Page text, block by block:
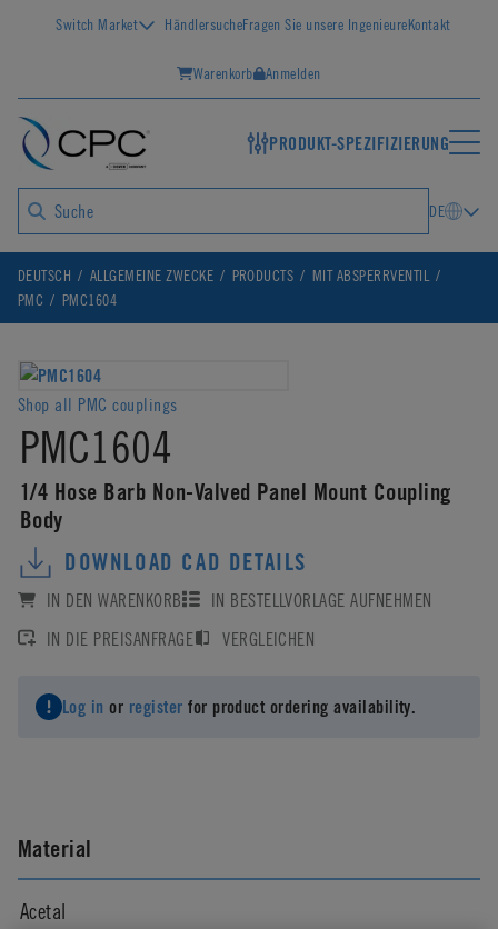
Switch Market HändlersucheFragen Sie unsere IngenieureKontakt
Warenkorb Anmelden
PRODUKT-SPEZIFIZIERUNG
DE
DEUTSCH ALLGEMEINE ZWECKE PRODUCTS
MIT ABSPERRVENTIL
PMC
PMC1604
Shop all PMC couplings
PMC1604
1/4 Hose Barb Non-Valved Panel Mount Coupling
Body
DOWNLOAD CAD DETAILS
IN DEN WARENKORB
IN BESTELLVORLAGE AUFNEHMEN
IN DIE PREISANFRAGE
VERGLEICHEN
Log in or register for product ordering availability.
Material
Acetal